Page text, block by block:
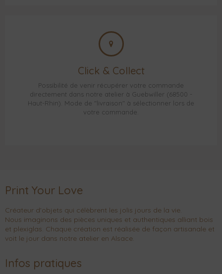
Click & Collect
Possibilité de venir récupérer votre commande
directement dans notre atelier à Guebwiller (68500 -
Haut-Rhin). Mode de "livraison" à sélectionner lors de
votre commande.
Print Your Love
Créateur d'objets qui célèbrent les jolis jours de la vie.
Nous imaginons des pièces uniques et authentiques alliant bois
et plexiglas. Chaque création est réalisée de façon artisanale et
voit le jour dans notre atelier en Alsace.
Infos pratiques